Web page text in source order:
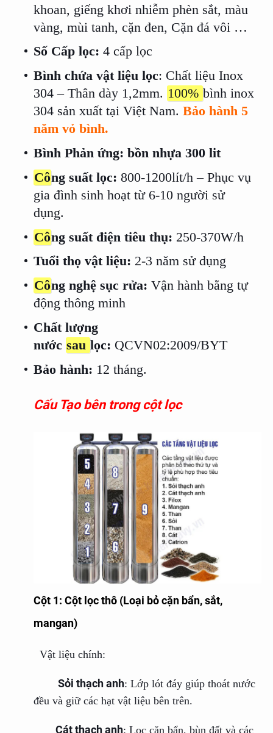
khoan, giếng khơi nhiễm phèn sắt, màu
vàng, mùi tanh, cặn đen, Cặn đá vôi …
Số Cấp lọc: 4 cấp lọc
Bình chứa vật liệu lọc: Chất liệu Inox
304 – Thân dày 1,2mm. 100% bình inox
304 sản xuất tại Việt Nam. Bảo hành 5
năm vỏ bình.
Bình Phản ứng: bồn nhựa 300 lit
Công suất lọc: 800-1200lít/h – Phục vụ
gia đình sinh hoạt từ 6-10 người sử
dụng.
Công suất điện tiêu thụ: 250-370W/h
Tuổi thọ vật liệu: 2-3 năm sử dụng
Công nghệ sục rửa: Vận hành bằng tự
động thông minh
Chất lượng
nước sau lọc: QCVN02:2009/BYT
Bảo hành: 12 tháng.
Cấu Tạo bên trong cột lọc
Cột 1: Cột lọc thô (Loại bỏ cặn bẩn, sắt,
mangan)
Vật liệu chính:
Sỏi thạch anh: Lớp lót đáy giúp thoát nước
đều và giữ các hạt vật liệu bên trên.
Cát thạch anh: Lọc cặn bẩn, bùn đất và các